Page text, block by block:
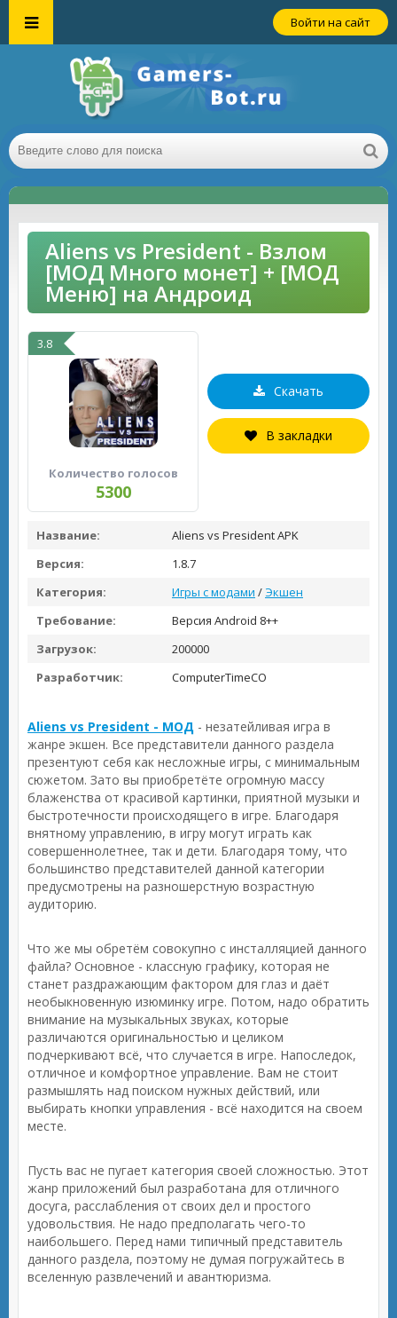
Войти на сайт
Aliens vs President - Взлом
[МОД Много монет] + [МОД
Меню] на Андроид
3.8
Количество голосов
5300
Скачать
В закладки
Название:
Aliens vs President APK
Версия:
1.8.7
Категория:
Игры с модами / Экшен
Требование:
Версия Android 8++
Загрузок:
200000
Разработчик:
ComputerTimeCO
Aliens vs President - МОД - незатейливая игра в
жанре экшен. Все представители данного раздела
презентуют себя как несложные игры, с минимальным
сюжетом. Зато вы приобретёте огромную массу
блаженства от красивой картинки, приятной музыки и
быстротечности происходящего в игре. Благодаря
внятному управлению, в игру могут играть как
совершеннолетнее, так и дети. Благодаря тому, что
большинство представителей данной категории
предусмотрены на разношерстную возрастную
аудиторию.
Что же мы обретём совокупно с инсталляцией данного
файла? Основное - классную графику, которая не
станет раздражающим фактором для глаз и даёт
необыкновенную изюминку игре. Потом, надо обратить
внимание на музыкальных звуках, которые
различаются оригинальностью и целиком
подчеркивают всё, что случается в игре. Напоследок,
отличное и комфортное управление. Вам не стоит
размышлять над поиском нужных действий, или
выбирать кнопки управления - всё находится на своем
месте.
Пусть вас не пугает категория своей сложностью. Этот
жанр приложений был разработана для отличного
досуга, расслабления от своих дел и простого
удовольствия. Не надо предполагать чего-то
наибольшего. Перед нами типичный представитель
данного раздела, поэтому не думая погружайтесь в
вселенную развлечений и авантюризма.